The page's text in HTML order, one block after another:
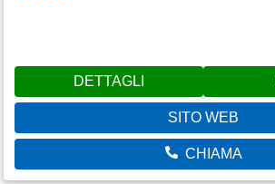
DETTAGLI
SITO WEB
CHIAMA